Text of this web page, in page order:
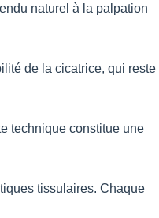
naturel à la palpation
de la cicatrice, qui reste
technique constitue une
tissulaires. Chaque